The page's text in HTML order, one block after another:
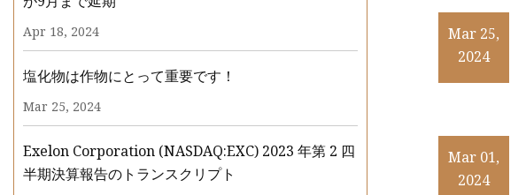
Apr 18, 2024
塩化物は作物にとって重要です！
Mar 25, 2024
Exelon Corporation (NASDAQ:EXC) 2023 年第 2 四
半期決算報告のトランスクリプト
Mar 25,
2024
Mar 01,
2024